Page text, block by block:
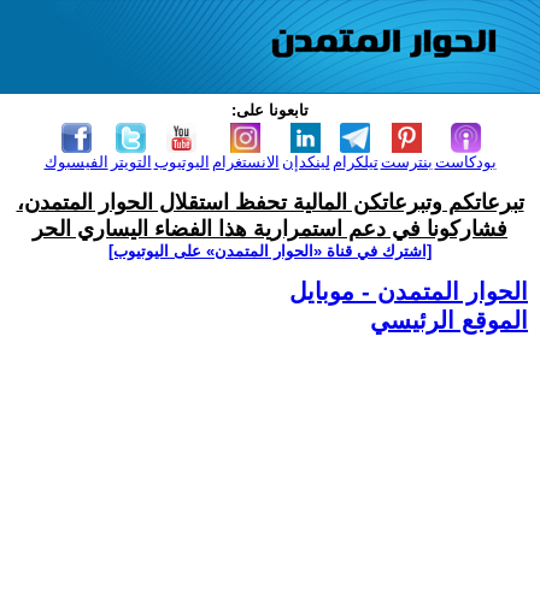
تابعونا على:
الفيسبوك التويتر اليوتيوب الانستغرام لينكدإن تيلكرامبنترست بودكاست
تبرعاتكم وتبرعاتكن المالية تحفظ استقلال الحوار المتمدن،
فشاركونا في دعم استمرارية هذا الفضاء اليساري الحر
[اشترك في قناة ‫«الحوار المتمدن» على اليوتيوب]
الحوار المتمدن - موبايل
الموقع الرئيسي